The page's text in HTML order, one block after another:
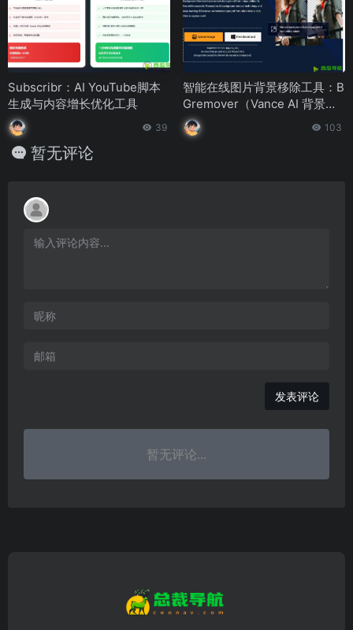
Subscribr：AI YouTube脚本
生成与内容增长优化工具
39
智能在线图片背景移除工具：B
Gremover（Vance AI 背景去
除器）
103
暂无评论
发表评论
暂无评论...